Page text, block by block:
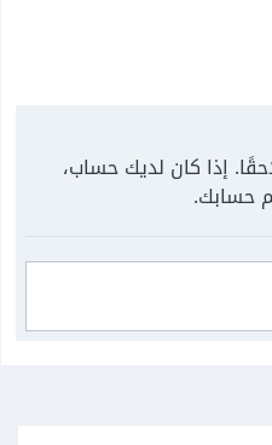
إذا كان لديك حساب،
حسابك.